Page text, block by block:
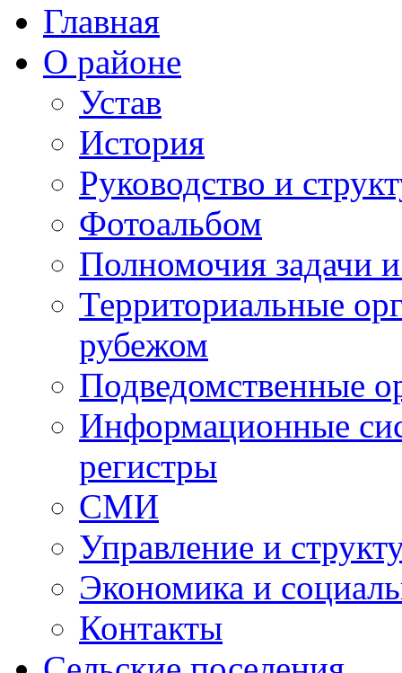
Главная
О районе
Устав
История
Руководство и
Фотоальбом
Полномочия задачи
Территориальные
рубежом
Подведомственные
Информационные
регистры
СМИ
Управление и
Экономика и
Контакты